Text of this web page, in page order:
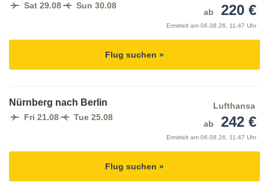
Sat 29.08 Sun 30.08
ab
220 €
Ermittelt am 06.08.26, 11:47 Uhr
Flug suchen »
Nürnberg nach Berlin
Fri 21.08 Tue 25.08
Lufthansa
ab
242 €
Ermittelt am 06.08.26, 11:47 Uhr
Flug suchen »